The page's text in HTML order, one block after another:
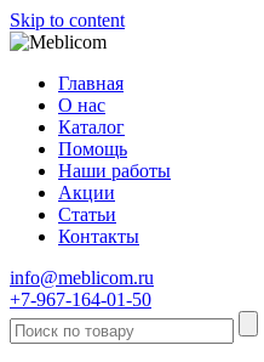
Skip to content
Главная
О нас
Каталог
Помощь
Наши работы
Акции
Статьи
Контакты
info@meblicom.ru
+7-967-164-01-50